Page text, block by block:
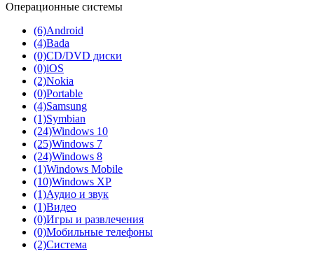
Операционные системы
(6)Android
(4)Bada
(0)CD/DVD диски
(0)iOS
(2)Nokia
(0)Portable
(4)Samsung
(1)Symbian
(24)Windows 10
(25)Windows 7
(24)Windows 8
(1)Windows Mobile
(10)Windows XP
(1)Аудио и звук
(1)Видео
(0)Игры и развлечения
(0)Мобильные телефоны
(2)Система